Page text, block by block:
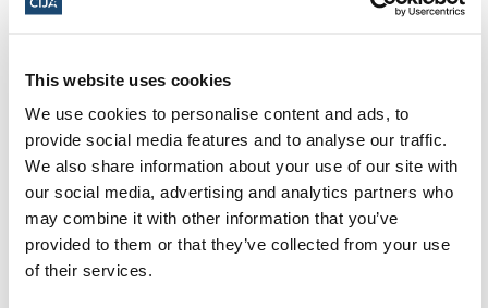
This website uses cookies
We use cookies to personalise content and ads, to
provide social media features and to analyse our traffic.
We also share information about your use of our site with
our social media, advertising and analytics partners who
may combine it with other information that you’ve
provided to them or that they’ve collected from your use
of their services.
le BDS, etc.
étudiants juifs et le traitement efficace
et diligent des rapports d'incidents.
La protection de tous les étudiants
contre les « abus de pouvoir ».
Nous réaffirmons notre volonté de collaborer
avec les établissements d'enseignement